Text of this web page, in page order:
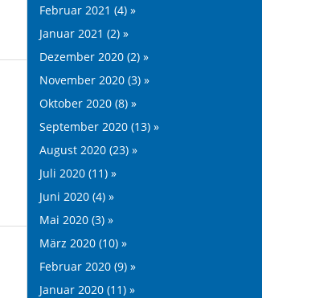
Februar 2021 (4) »
Januar 2021 (2) »
Dezember 2020 (2) »
November 2020 (3) »
Oktober 2020 (8) »
September 2020 (13) »
August 2020 (23) »
Juli 2020 (11) »
Juni 2020 (4) »
Mai 2020 (3) »
März 2020 (10) »
Februar 2020 (9) »
Januar 2020 (11) »